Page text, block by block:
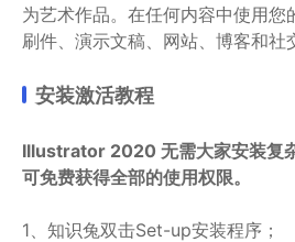
为艺术作品。在任何内容中使用您
刷件、演示文稿、网站、博客和社
安装激活教程
Illustrator 2020 无需大家安装复
可免费获得全部的使用权限。
1、知识兔双击Set-up安装程序；